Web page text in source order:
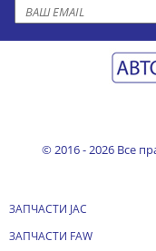
© 2016 - 2026 Все
ЗАПЧАСТИ JAC
ЗАПЧАСТИ FAW